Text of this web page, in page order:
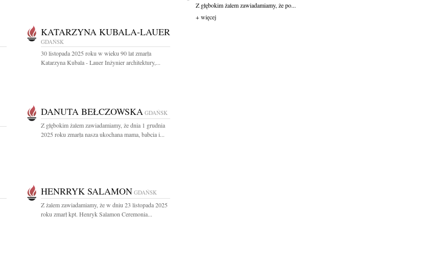
KATARZYNA KUBALA-LAUER
GDAŃSK
30 listopada 2025 roku w wieku 90 lat zmarła
Katarzyna Kubala - Lauer Inżynier architektury,...
DANUTA BEŁCZOWSKA GDAŃSK
Z głębokim żalem zawiadamiamy, że dnia 1 grudnia
2025 roku zmarła nasza ukochana mama, babcia i...
HENRRYK SALAMON GDAŃSK
Z żalem zawiadamiamy, że w dniu 23 listopada 2025
roku zmarł kpt. Henryk Salamon Ceremonia...
Z głębokim żalem zawiadamiamy, że po...
+ więcej